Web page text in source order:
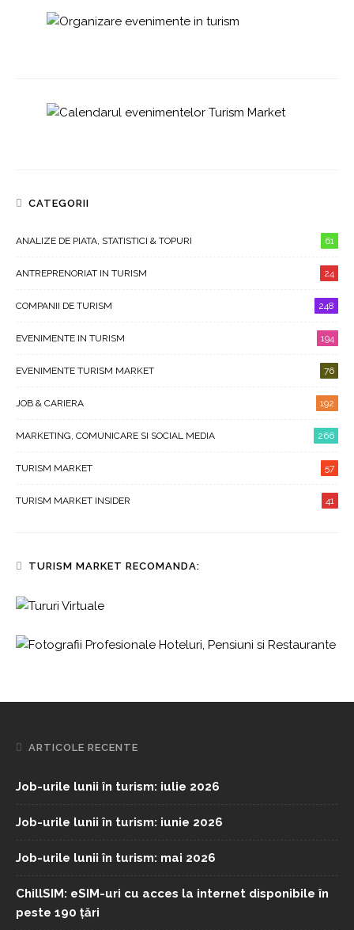
CATEGORII
ANALIZE DE PIATA, STATISTICI & TOPURI 61
ANTREPRENORIAT IN TURISM 24
COMPANII DE TURISM 248
EVENIMENTE IN TURISM 194
EVENIMENTE TURISM MARKET 76
JOB & CARIERA 192
MARKETING, COMUNICARE SI SOCIAL MEDIA 266
TURISM MARKET 57
TURISM MARKET INSIDER 41
TURISM MARKET RECOMANDA:
ARTICOLE RECENTE
Job-urile lunii în turism: iulie 2026
Job-urile lunii în turism: iunie 2026
Job-urile lunii în turism: mai 2026
ChillSIM: eSIM-uri cu acces la internet disponibile în
peste 190 țări